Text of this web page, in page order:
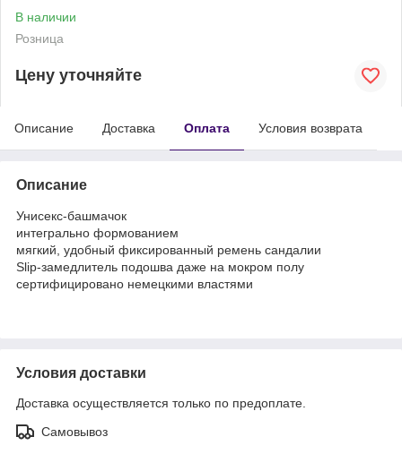
В наличии
Розница
Цену уточняйте
Описание Доставка Оплата Условия возврата
Описание
Унисекс-башмачок
интегрально формованием
мягкий, удобный фиксированный ремень сандалии
Slip-замедлитель подошва даже на мокром полу
сертифицировано немецкими властями
Условия доставки
Доставка осуществляется только по предоплате.
Самовывоз